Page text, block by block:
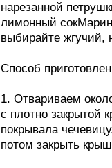
нарезанной
лимонный
выбирайте жгучий,
Способ
1. Отвариваем
с плотно закрытой
покрывала
потом закрыть